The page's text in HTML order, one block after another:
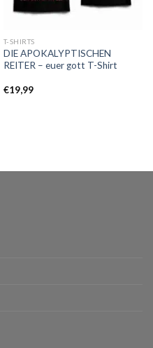
T-SHIRTS
DIE APOKALYPTISCHEN
REITER – euer gott T-Shirt
€19,99